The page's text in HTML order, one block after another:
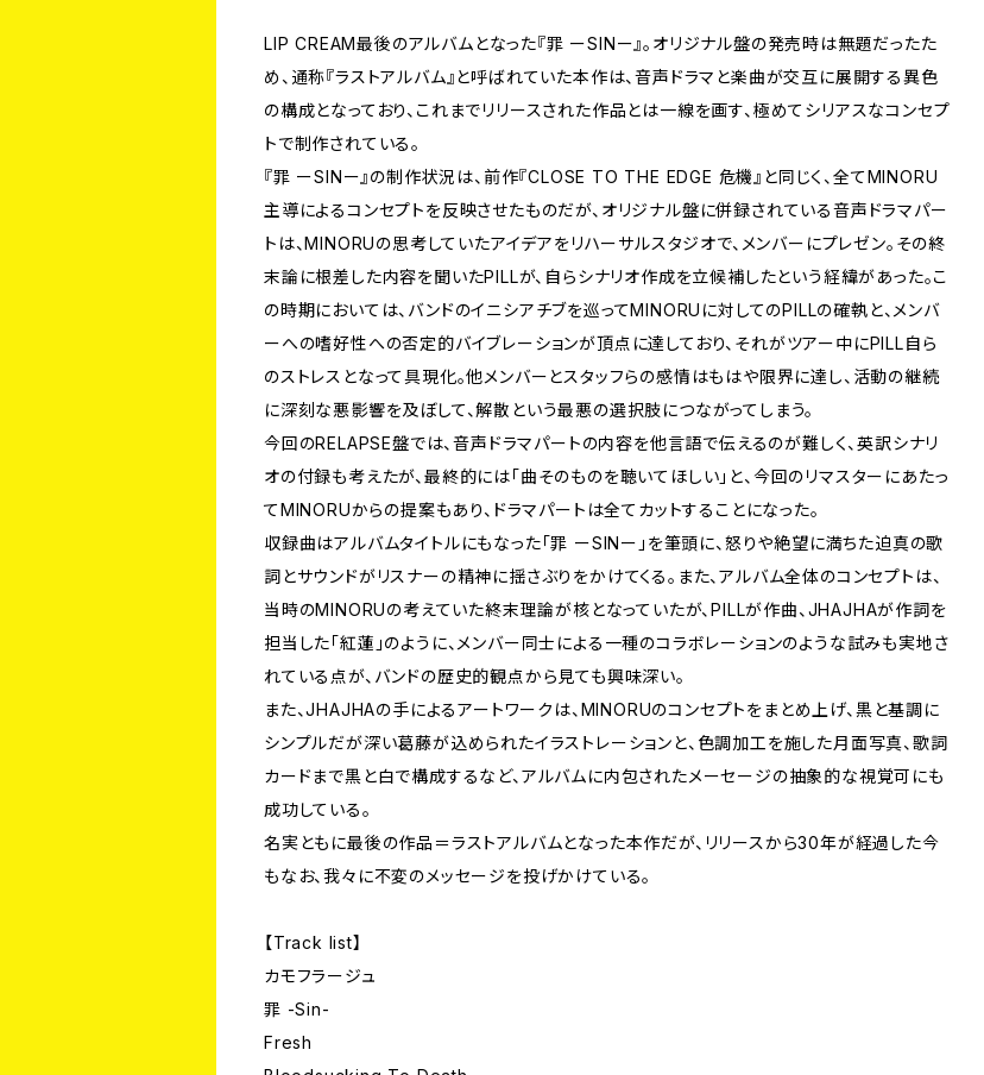
LIP CREAM最後のアルバムとなった『罪 ーSINー』。オリジナル盤の発売時は無題だったた
め、通称『ラストアルバム』と呼ばれていた本作は、音声ドラマと楽曲が交互に展開する異色
の構成となっており、これまでリリースされた作品とは一線を画す、極めてシリアスなコンセプ
トで制作されている。
『罪 ーSINー』の制作状況は、前作『CLOSE TO THE EDGE 危機』と同じく、全てMINORU
主導によるコンセプトを反映させたものだが、オリジナル盤に併録されている音声ドラマパー
トは、MINORUの思考していたアイデアをリハーサルスタジオで、メンバーにプレゼン。その終
末論に根差した内容を聞いたPILLが、自らシナリオ作成を立候補したという経緯があった。こ
の時期においては、バンドのイニシアチブを巡ってMINORUに対してのPILLの確執と、メンバ
ーへの嗜好性への否定的バイブレーションが頂点に達しており、それがツアー中にPILL自ら
のストレスとなって具現化。他メンバーとスタッフらの感情はもはや限界に達し、活動の継続
に深刻な悪影響を及ぼして、解散という最悪の選択肢につながってしまう。
今回のRELAPSE盤では、音声ドラマパートの内容を他言語で伝えるのが難しく、英訳シナリ
オの付録も考えたが、最終的には「曲そのものを聴いてほしい」と、今回のリマスターにあたっ
てMINORUからの提案もあり、ドラマパートは全てカットすることになった。
収録曲はアルバムタイトルにもなった「罪 ーSINー」を筆頭に、怒りや絶望に満ちた迫真の歌
詞とサウンドがリスナーの精神に揺さぶりをかけてくる。また、アルバム全体のコンセプトは、
当時のMINORUの考えていた終末理論が核となっていたが、PILLが作曲、JHAJHAが作詞を
担当した「紅蓮」のように、メンバー同士による一種のコラボレーションのような試みも実地さ
れている点が、バンドの歴史的観点から見ても興味深い。
また、JHAJHAの手によるアートワークは、MINORUのコンセプトをまとめ上げ、黒と基調に
シンプルだが深い葛藤が込められたイラストレーションと、色調加工を施した月面写真、歌詞
カードまで黒と白で構成するなど、アルバムに内包されたメーセージの抽象的な視覚可にも
成功している。
名実ともに最後の作品＝ラストアルバムとなった本作だが、リリースから30年が経過した今
もなお、我々に不変のメッセージを投げかけている。
【Track list】
カモフラージュ
罪 -Sin-
Fresh